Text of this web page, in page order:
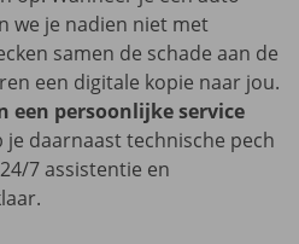
we je nadien niet met
samen de schade aan de
een digitale kopie naar jou.
een persoonlijke service
je daarnaast technische pech
7 assistentie en